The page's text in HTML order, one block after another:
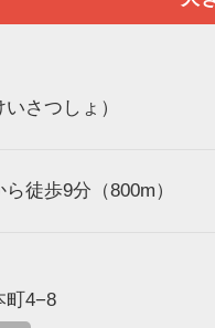
さつしょ）
徒歩9分（800m）
町4−8